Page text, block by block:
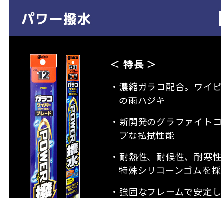
＜ 特長 ＞
・濃縮ガラコ配合。ワイ
の雨ハジキ
・新開発のグラファイト
プな払拭性能
・耐熱性、耐候性、耐寒
特殊シリコーンゴムを
・強固なフレームで安定